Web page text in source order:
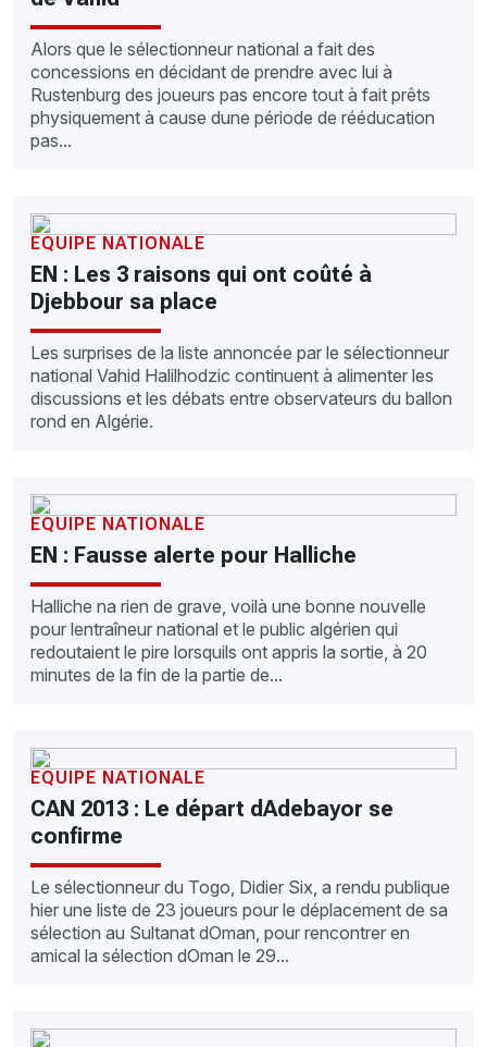
Alors que le sélectionneur national a fait des
concessions en décidant de prendre avec lui à
Rustenburg des joueurs pas encore tout à fait prêts
physiquement à cause dune période de rééducation
pas...
EQUIPE NATIONALE
EN : Les 3 raisons qui ont coûté à
Djebbour sa place
Les surprises de la liste annoncée par le sélectionneur
national Vahid Halilhodzic continuent à alimenter les
discussions et les débats entre observateurs du ballon
rond en Algérie.
EQUIPE NATIONALE
EN : Fausse alerte pour Halliche
Halliche na rien de grave, voilà une bonne nouvelle
pour lentraîneur national et le public algérien qui
redoutaient le pire lorsquils ont appris la sortie, à 20
minutes de la fin de la partie de...
EQUIPE NATIONALE
CAN 2013 : Le départ dAdebayor se
confirme
Le sélectionneur du Togo, Didier Six, a rendu publique
hier une liste de 23 joueurs pour le déplacement de sa
sélection au Sultanat dOman, pour rencontrer en
amical la sélection dOman le 29...